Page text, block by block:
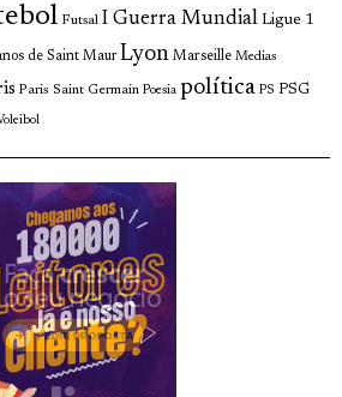
Futsal I Guerra Mundial Ligue 1
de Saint Maur Lyon Marseille Medias
Paris Saint Germain Poesia política PS PSG